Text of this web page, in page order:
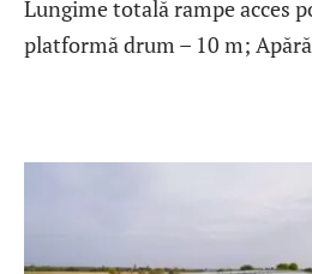
Lungime totală rampe acces
platformă drum – 10 m;